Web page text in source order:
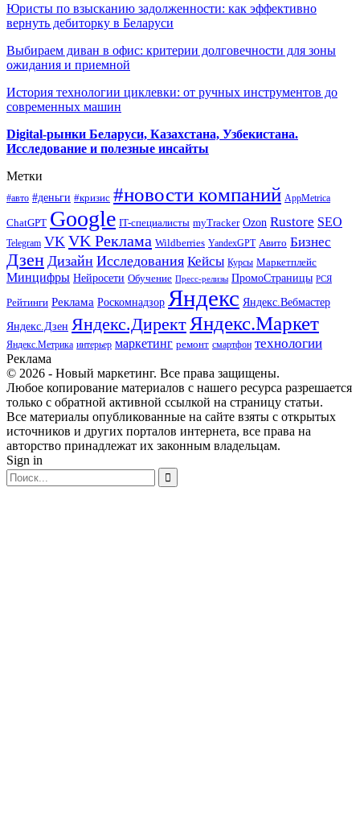
Юристы по взысканию задолженности: как эффективно
вернуть дебиторку в Беларуси
Выбираем диван в офис: критерии долговечности для зоны
ожидания и приемной
История технологии циклевки: от ручных инструментов до
современных машин
Digital-рынки Беларуси, Казахстана, Узбекистана.
Исследование и полезные инсайты
Метки
#авто #деньги #кризис #новости компаний AppMetrica
ChatGPT Google IT-специалисты myTracker Ozon Rustore SEO
Telegram VK VK Реклама Wildberries YandexGPT Авито Бизнес
Дзен Дизайн Исследования Кейсы Курсы Маркетплейс
Минцифры Нейросети Обучение Пресс-релизы ПромоСтраницы РСЯ
Рейтинги Реклама Роскомнадзор Яндекс Яндекс.Вебмастер
Яндекс.Дзен Яндекс.ДиректЯндекс.Маркет
Яндекс.Метрика интерьер маркетинг ремонт смартфон технологии
Реклама
© 2026 - Новый маркетинг. Все права защищены.
Любое копирование материалов с нашего ресурса разрешается
только с обратной активной ссылкой на страницу статьи.
Все материалы опубликованные на сайте взяты с открытых
источников и других порталов интернета, все права на
авторство принадлежат их законным владельцам.
Sign in